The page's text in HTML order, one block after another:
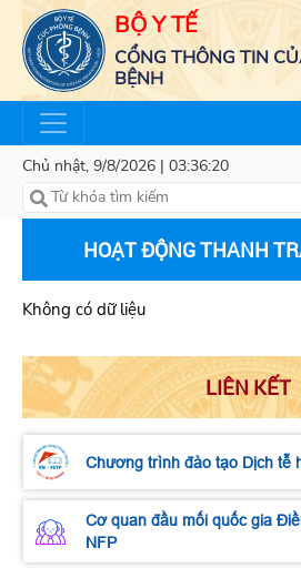
BỘ Y TẾ
CỔNG THÔNG TIN
BỆNH
Chủ nhật, 9/8/2026 | 03:36:20
HOẠT ĐỘNG THANH
Không có dữ liệu
LIÊN KẾT
Chương trình đào tạo Dịch tễ
Cơ quan đầu mối quốc gia
NFP